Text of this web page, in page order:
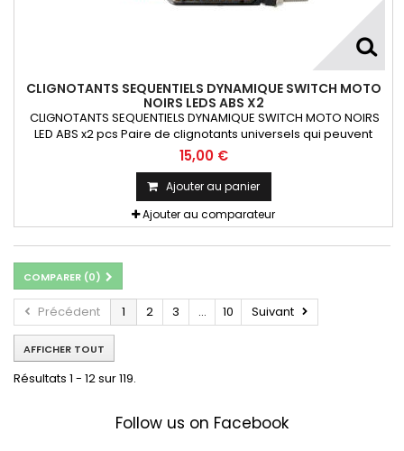
CLIGNOTANTS SEQUENTIELS DYNAMIQUE SWITCH MOTO
NOIRS LEDS ABS X2
CLIGNOTANTS SEQUENTIELS DYNAMIQUE SWITCH MOTO NOIRS
LED ABS x2 pcs Paire de clignotants universels qui peuvent
être adaptables sur toutes motos ou scooters
15,00 €
Ajouter au panier
Ajouter au comparateur
COMPARER (0)
Précédent 1 2 3 ... 10 Suivant
AFFICHER TOUT
Résultats 1 - 12 sur 119.
Follow us on Facebook